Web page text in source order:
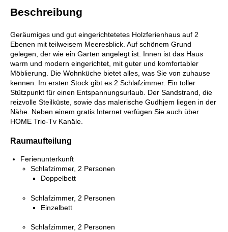
Beschreibung
Geräumiges und gut eingerichtetetes Holzferienhaus auf 2
Ebenen mit teilweisem Meeresblick. Auf schönem Grund
gelegen, der wie ein Garten angelegt ist. Innen ist das Haus
warm und modern eingerichtet, mit guter und komfortabler
Möblierung. Die Wohnküche bietet alles, was Sie von zuhause
kennen. Im ersten Stock gibt es 2 Schlafzimmer. Ein toller
Stützpunkt für einen Entspannungsurlaub. Der Sandstrand, die
reizvolle Steilküste, sowie das malerische Gudhjem liegen in der
Nähe. Neben einem gratis Internet verfügen Sie auch über
HOME Trio-Tv Kanäle.
Raumaufteilung
Ferienunterkunft
Schlafzimmer, 2 Personen
Doppelbett
Schlafzimmer, 2 Personen
Einzelbett
Schlafzimmer, 2 Personen